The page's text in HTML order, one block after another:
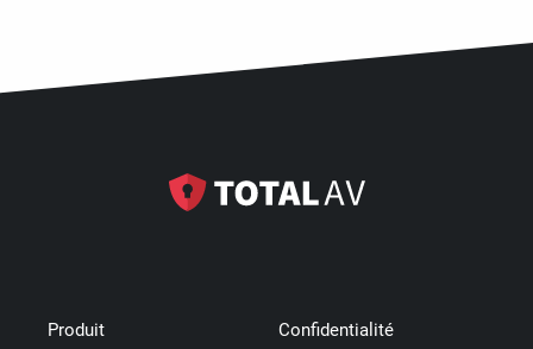
Produit Confidentialité